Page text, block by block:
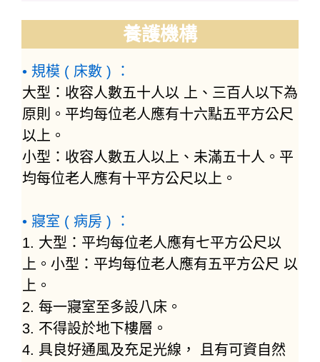
養護機構
• 規模 ( 床數 ) ：
大型：收容人數五十人以 上、三百人以下為
原則。平均每位老人應有十六點五平方公尺
以上。
小型：收容人數五人以上、未滿五十人。平
均每位老人應有十平方公尺以上。
• 寢室 ( 病房 ) ：
1. 大型：平均每位老人應有七平方公尺以
上。小型：平均每位老人應有五平方公尺 以
上。
2. 每一寢室至多設八床。
3. 不得設於地下樓層。
4. 具良好通風及充足光線， 且有可資自然